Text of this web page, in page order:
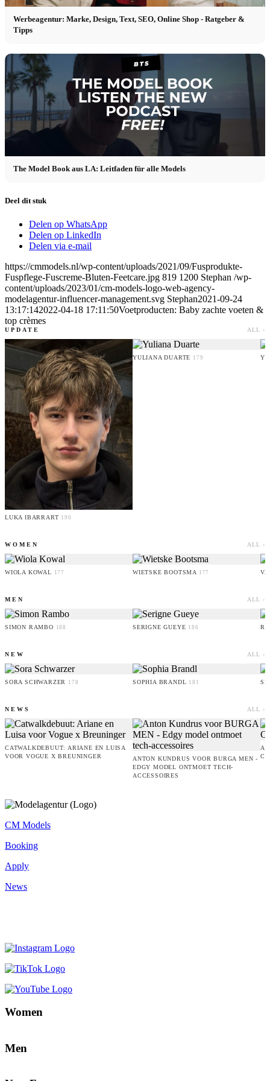
Werbeagentur: Marke, Design, Text, SEO, Online Shop - Ratgeber &
Tipps
The Model Book aus LA: Leitfaden für alle Models
Deel dit stuk
Delen op WhatsApp
Delen op LinkedIn
Delen via e-mail
https://cmmodels.nl/wp-content/uploads/2021/09/Fusprodukte-
Fuspflege-Fuscreme-Bluten-Feetcare.jpg 819 1200 Stephan /wp-
content/uploads/2023/01/cm-models-logo-web-agency-
modelagentur-influencer-management.svg Stephan2021-09-24
13:17:142022-04-18 17:11:50Voetproducten: Baby zachte voeten &
top crèmes
UPDATE ALL ›
LUKA IBARRART 190
YULIANA DUARTE 179
WOMEN ALL ›
WIOLA KOWAL 177 WIETSKE BOOTSMA 177
MEN ALL ›
SIMON RAMBO 188 SERIGNE GUEYE 186
NEW ALL ›
SORA SCHWARZER 178 SOPHIA BRANDL 181
NEWS ALL ›
CATWALKDEBUUT: ARIANE EN LUISA
VOOR VOGUE X BREUNINGER
ANTON KUNDRUS VOOR BURGA MEN -
EDGY MODEL ONTMOET TECH-
ACCESSOIRES
CM Models
Booking
Apply
News
Women
Men